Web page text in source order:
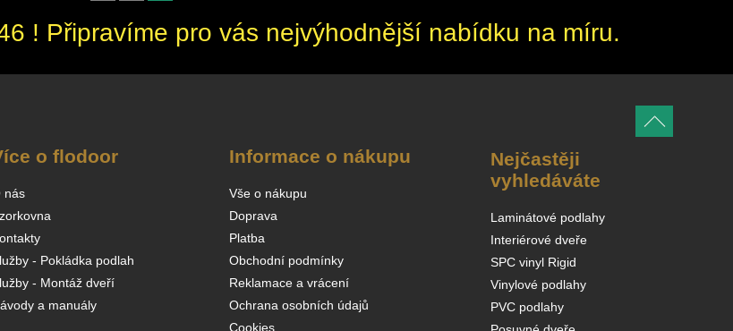
! Připravíme pro vás nejvýhodnější nabídku na míru.
o flodoor
nás
- Pokládka podlah
- Montáž dveří
a manuály
Informace o nákupu
Vše o nákupu
Doprava
Platba
Obchodní podmínky
Reklamace a vrácení
Ochrana osobních údajů
Cookies
Nejčastěji
vyhledáváte
Laminátové podlahy
Interiérové dveře
SPC vinyl Rigid
Vinylové podlahy
PVC podlahy